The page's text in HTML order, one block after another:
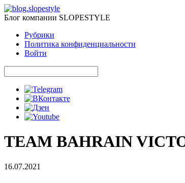
Блог компании SLOPESTYLE
Рубрики
Политика конфиденциальности
Войти
TEAM BAHRAIN
16.07.2021